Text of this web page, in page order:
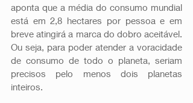
aponta que a média do consumo mundial
está em 2,8 hectares por pessoa e em
breve atingirá a marca do dobro aceitável.
Ou seja, para poder atender a voracidade
de consumo de todo o planeta, seriam
precisos pelo menos dois planetas
inteiros.